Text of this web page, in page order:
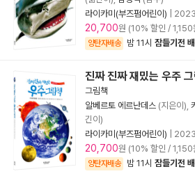
라이카미(부즈펌어린이)
20,700원 (10% 할인 / 1,150
양탄자배송 밤 11시 잠들기전
진짜 진짜 재밌는 우주
그림책
알베르토 에르난데스 (지은이),
긴이)
라이카미(부즈펌어린이)
20,700원 (10% 할인 / 1,150
양탄자배송 밤 11시 잠들기전